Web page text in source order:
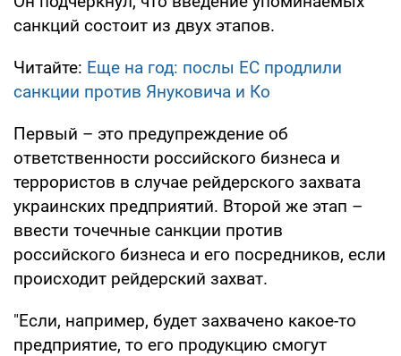
санкций состоит из двух этапов.
Читайте: Еще на год: послы ЕС продлили
санкции против Януковича и Ко
Первый – это предупреждение об
ответственности российского бизнеса и
террористов в случае рейдерского захвата
украинских предприятий. Второй же этап –
ввести точечные санкции против
российского бизнеса и его посредников, если
происходит рейдерский захват.
"Если, например, будет захвачено какое-то
предприятие, то его продукцию смогут